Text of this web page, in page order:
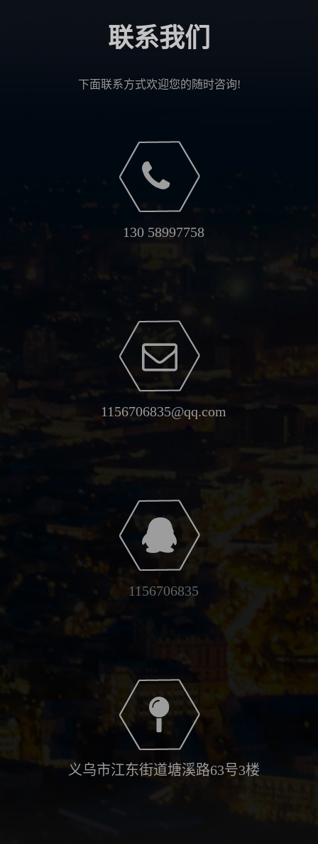
联系我们
下面联系方式欢迎您的随时咨询!
130 58997758
1156706835@qq.com
1156706835
义乌市江东街道塘溪路63号3楼